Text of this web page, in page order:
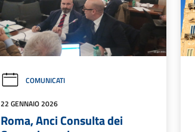
COMUNICATI
22 GENNAIO 2026
Roma, Anci Consulta dei